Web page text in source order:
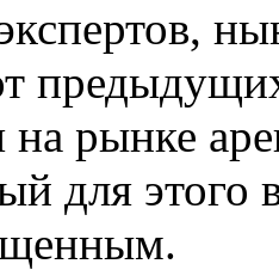
рынке
для этого